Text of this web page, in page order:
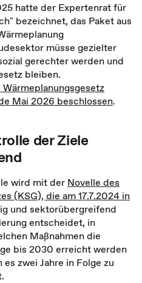
hatte der Expertenrat für
bezeichnet, das Paket aus
müsse gezielter
gerechter werden und
bleiben.
Mai 2026 beschlossen.
der Ziele
wird mit der Novelle des
(KSG), die am 17.7.2024 in
und sektorübergreifend
entscheidet, in
Maßnahmen die
bis 2030 erreicht werden
zwei Jahre in Folge zu